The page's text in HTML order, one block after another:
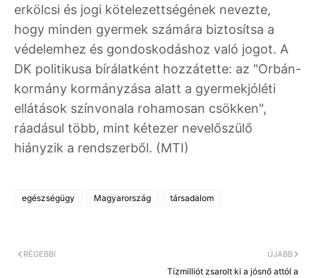
erkölcsi és jogi kötelezettségének nevezte,
hogy minden gyermek számára biztosítsa a
védelemhez és gondoskodáshoz való jogot. A
DK politikusa bírálatként hozzátette: az "Orbán-
kormány kormányzása alatt a gyermekjóléti
ellátások színvonala rohamosan csökken",
ráadásul több, mint kétezer nevelőszülő
hiányzik a rendszerből. (MTI)
egészségügy Magyarország társadalom
ÚJABB
Tízmilliót zsarolt ki a jósnő attól a
RÉGEBBI